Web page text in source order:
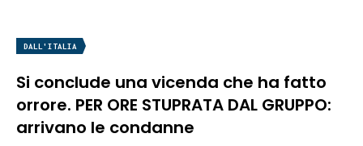
DALL'ITALIA
Si conclude una vicenda che ha fatto
orrore. PER ORE STUPRATA DAL GRUPPO:
arrivano le condanne